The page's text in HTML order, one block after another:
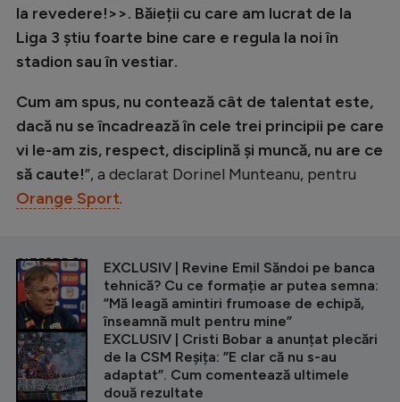
la revedere!>>. Băieții cu care am lucrat de la
Liga 3 știu foarte bine care e regula la noi în
stadion sau în vestiar.
Cum am spus, nu contează cât de talentat este,
dacă nu se încadrează în cele trei principii pe care
vi le-am zis, respect, disciplină și muncă, nu are ce
să caute!”, a declarat Dorinel Munteanu, pentru
Orange Sport.
CITEȘTE ȘI
EXCLUSIV | Revine Emil Săndoi pe banca
tehnică? Cu ce formație ar putea semna:
”Mă leagă amintiri frumoase de echipă,
înseamnă mult pentru mine”
EXCLUSIV | Cristi Bobar a anunțat plecări
de la CSM Reșița: ”E clar că nu s-au
adaptat”. Cum comentează ultimele
două rezultate